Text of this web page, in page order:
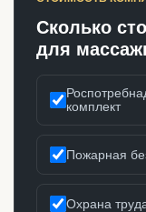
Сколько
для
комплект
Пожарная
Охрана